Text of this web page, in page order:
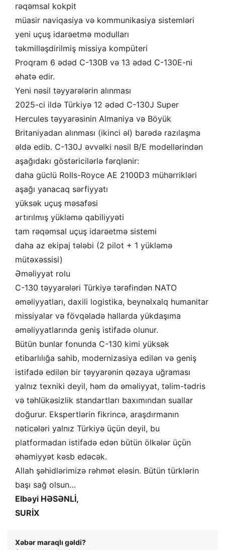
rəqəmsal kokpit
müasir naviqasiya və kommunikasiya sistemləri
yeni uçuş idarəetmə modulları
təkmilləşdirilmiş missiya kompüteri
Proqram 6 ədəd C-130B və 13 ədəd C-130E-ni
əhatə edir.
Yeni nəsil təyyarələrin alınması
2025-ci ildə Türkiyə 12 ədəd C-130J Super
Hercules təyyarəsinin Almaniya və Böyük
Britaniyadan alınması (ikinci əl) barədə razılaşma
əldə edib. C-130J əvvəlki nəsil B/E modellərindən
aşağıdakı göstəricilərlə fərqlənir:
daha güclü Rolls-Royce AE 2100D3 mühərrikləri
aşağı yanacaq sərfiyyatı
yüksək uçuş məsafəsi
artırılmış yükləmə qabiliyyəti
tam rəqəmsal uçuş idarəetmə sistemi
daha az ekipaj tələbi (2 pilot + 1 yükləmə
mütəxəssisi)
Əməliyyat rolu
C-130 təyyarələri Türkiyə tərəfindən NATO
əməliyyatları, daxili logistika, beynəlxalq humanitar
missiyalar və fövqəladə hallarda yükdaşıma
əməliyyatlarında geniş istifadə olunur.
Bütün bunlar fonunda C-130 kimi yüksək
etibarlılığa sahib, modernizasiya edilən və geniş
istifadə edilən bir təyyarənin qəzaya uğraması
yalnız texniki deyil, həm də əməliyyat, təlim-tədris
və təhlükəsizlik standartları baxımından suallar
doğurur. Ekspertlərin fikrincə, araşdırmanın
nəticələri yalnız Türkiyə üçün deyil, bu
platformadan istifadə edən bütün ölkələr üçün
əhəmiyyət kəsb edəcək.
Allah şəhidlərimizə rəhmət eləsin. Bütün türklərin
başı sağ olsun…
Elbəyi HƏSƏNLİ,
SURİX
Xəbər maraqlı gəldi?